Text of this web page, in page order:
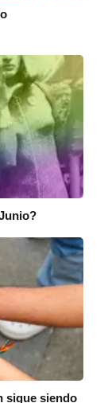
sigue siendo